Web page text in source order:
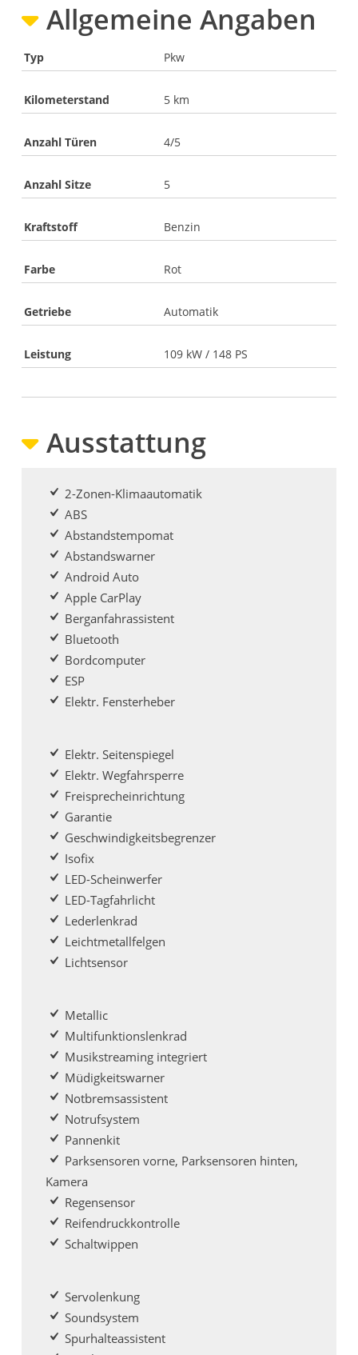
Allgemeine Angaben
Typ Pkw
Kilometerstand 5 km
Anzahl Türen 4/5
Anzahl Sitze 5
Kraftstoff Benzin
Farbe Rot
Getriebe Automatik
Leistung 109 kW / 148 PS
Ausstattung
2-Zonen-Klimaautomatik
ABS
Abstandstempomat
Abstandswarner
Android Auto
Apple CarPlay
Berganfahrassistent
Bluetooth
Bordcomputer
ESP
Elektr. Fensterheber
Elektr. Seitenspiegel
Elektr. Wegfahrsperre
Freisprecheinrichtung
Garantie
Geschwindigkeitsbegrenzer
Isofix
LED-Scheinwerfer
LED-Tagfahrlicht
Lederlenkrad
Leichtmetallfelgen
Lichtsensor
Metallic
Multifunktionslenkrad
Musikstreaming integriert
Müdigkeitswarner
Notbremsassistent
Notrufsystem
Pannenkit
Parksensoren vorne, Parksensoren hinten,
Kamera
Regensensor
Reifendruckkontrolle
Schaltwippen
Servolenkung
Soundsystem
Spurhalteassistent